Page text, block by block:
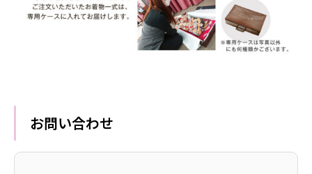
お問い合わせ